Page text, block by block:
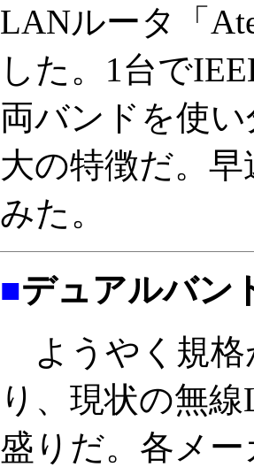
LANルータ「
した。1台で
両バンドを使
大の特徴だ。
みた。
■デュアルバン
ようやく規格
り、現状の無
盛りだ。各メ